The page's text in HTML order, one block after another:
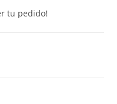
tu pedido!